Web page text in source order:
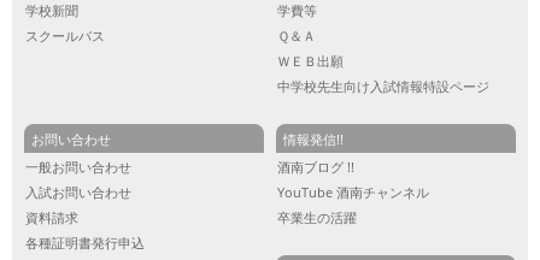
学校新聞
スクールバス
学費等
Ｑ＆Ａ
ＷＥＢ出願
中学校先生向け入試情報特設ページ
お問い合わせ
一般お問い合わせ
入試お問い合わせ
資料請求
各種証明書発行申込
情報発信!!
酒南ブログ !!
YouTube 酒南チャンネル
卒業生の活躍